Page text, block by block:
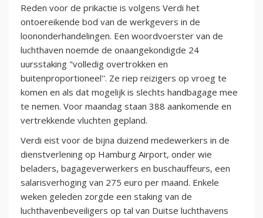
Reden voor de prikactie is volgens Verdi het
ontoereikende bod van de werkgevers in de
loononderhandelingen. Een woordvoerster van de
luchthaven noemde de onaangekondigde 24
uursstaking "volledig overtrokken en
buitenproportioneel''. Ze riep reizigers op vroeg te
komen en als dat mogelijk is slechts handbagage mee
te nemen. Voor maandag staan 388 aankomende en
vertrekkende vluchten gepland.
Verdi eist voor de bijna duizend medewerkers in de
dienstverlening op Hamburg Airport, onder wie
beladers, bagageverwerkers en buschauffeurs, een
salarisverhoging van 275 euro per maand. Enkele
weken geleden zorgde een staking van de
luchthavenbeveiligers op tal van Duitse luchthavens